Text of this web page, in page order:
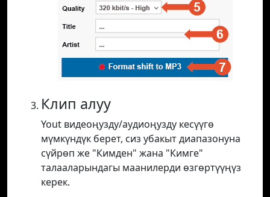
Клип алуу
Yout видеоңузду/аудиоңузду кесүүгө
мүмкүндүк берет, сиз убакыт диапазонуна
сүйрөп же "Кимден" жана "Кимге"
талааларындагы маанилерди өзгөртүүңүз
керек.